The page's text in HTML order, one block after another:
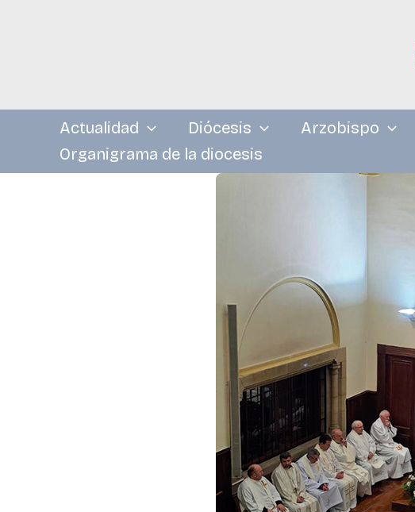
Actualidad Diócesis Arzobispo
Organigrama de la diocesis